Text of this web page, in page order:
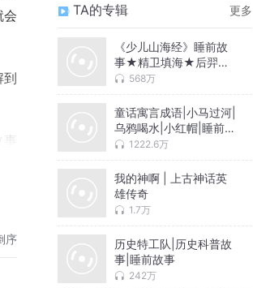
会
序
TA的专辑 更多
《少儿山海经》睡前故
事★精卫填海★后羿射
日大禹治水
568万
童话寓言成语|小马过河|
乌鸦喝水|小红帽|睡前故
事 1222.6万
我的神啊 | 上古神话英
雄传奇
1.7万
历史特工队|历史科普故
事|睡前故事
242万